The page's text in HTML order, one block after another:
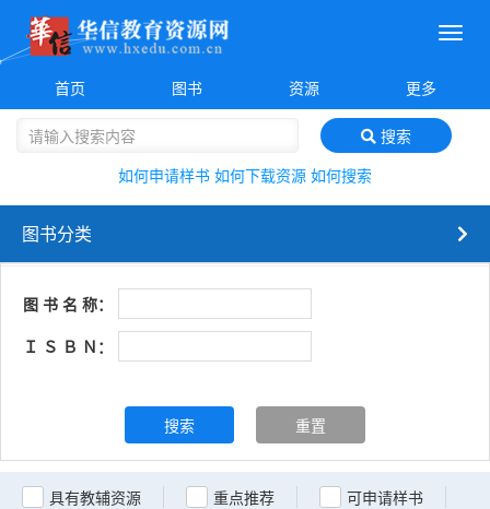
菜
首页
图书 资源 更多
搜索
如何申请样书 如何下载资源 如何搜索
图书分类
图 书 名 称：
Ｉ Ｓ Ｂ Ｎ：
搜索 重置
具有教辅资源 重点推荐
可申请样书